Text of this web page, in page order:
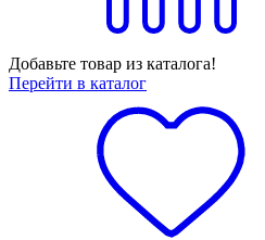
Добавьте товар из каталога!
Перейти в каталог